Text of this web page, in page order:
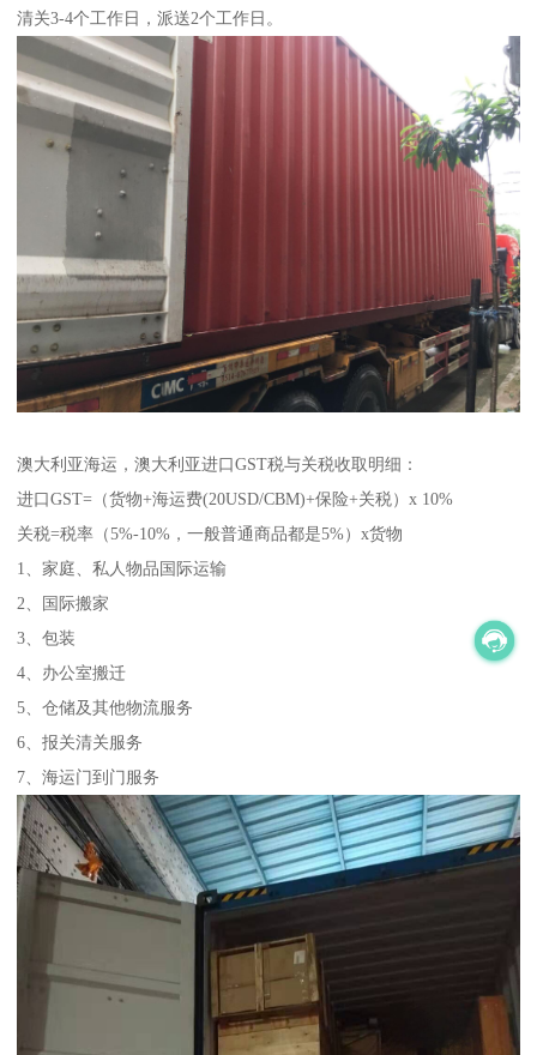
清关3-4个工作日，派送2个工作日。
澳大利亚海运，澳大利亚进口GST税与关税收取明细：
进口GST=（货物+海运费(20USD/CBM)+保险+关税）x 10%
关税=税率（5%-10%，一般普通商品都是5%）x货物
1、家庭、私人物品国际运输
2、国际搬家
3、包装
4、办公室搬迁
5、仓储及其他物流服务
6、报关清关服务
7、海运门到门服务